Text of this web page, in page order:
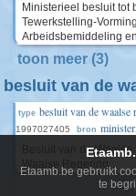
Ministerieel besluit tot
Tewerkstelling-
Arbeidsbemiddeling
toon meer (3)
besluit van de
type besluit van de waalse
1997027405 bron
Besluit van de
Waalse Regering
Etaamb.be gebruikt
te